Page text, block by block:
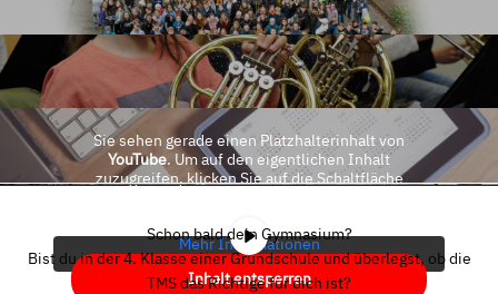
Sie sehen gerade einen Platzhalterinhalt von
YouTube. Um auf den eigentlichen Inhalt
zuzugreifen, klicken Sie auf die Schaltfläche
Mehr Informationen
Inhalt entsperren
Schon bald dein Gymnasium?
Bist du in der 4. Klasse einer Grundschule und überlegst, ob die
TMS das Richtige für dich ist?